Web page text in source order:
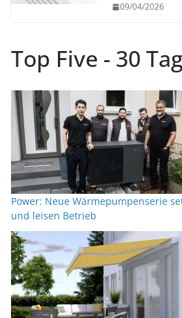
09/04/2026
Top Five - 30
Power: Neue Wärmepumpenserie
und leisen Betrieb